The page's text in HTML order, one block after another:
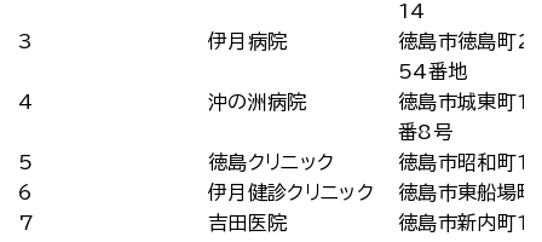
14
3
伊月病院
徳島市徳島町2
54番地
4
沖の洲病院
徳島市城東町1
番8号
5
徳島クリニック
徳島市昭和町
6
伊月健診クリニック
徳島市東船場
7
吉田医院
徳島市新内町1